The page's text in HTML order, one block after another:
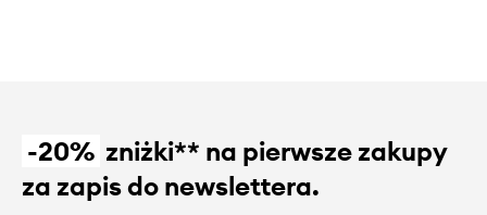
-20% zniżki** na pierwsze zakupy
za zapis do newslettera.